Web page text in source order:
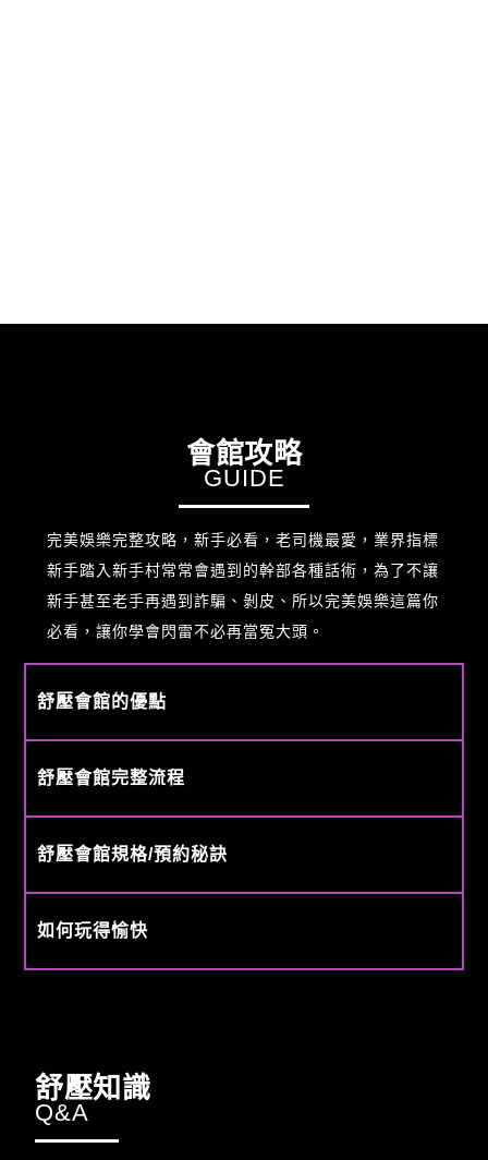
會館攻略
GUIDE
完美娛樂完整攻略，新手必看，老司機最愛，業界指標
新手踏入新手村常常會遇到的幹部各種話術，為了不讓
新手甚至老手再遇到詐騙、剝皮、所以完美娛樂這篇你
必看，讓你學會閃雷不必再當冤大頭。
舒壓會館的優點
舒壓會館完整流程
舒壓會館規格/預約秘訣
如何玩得愉快
舒壓知識
Q&A